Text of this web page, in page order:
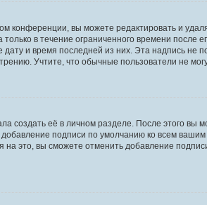
конференции, вы можете редактировать и
в течение ограниченного времени
дату и время последней из них. Эта надпись
Учтите, что обычные пользователи не
создать её в личном разделе. После этого вы
подписи по умолчанию ко всем
на это, вы сможете отменить добавление